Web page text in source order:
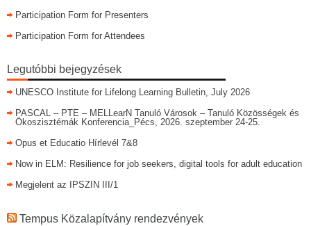
Participation Form for Presenters
Participation Form for Attendees
Legutóbbi bejegyzések
UNESCO Institute for Lifelong Learning Bulletin, July 2026
PASCAL – PTE – MELLearN Tanuló Városok – Tanuló Közösségek és
Ökoszisztémák Konferencia_Pécs, 2026. szeptember 24-25.
Opus et Educatio Hírlevél 7&8
Now in ELM: Resilience for job seekers, digital tools for adult education
Megjelent az IPSZIN III/1
Tempus Közalapítvány rendezvények